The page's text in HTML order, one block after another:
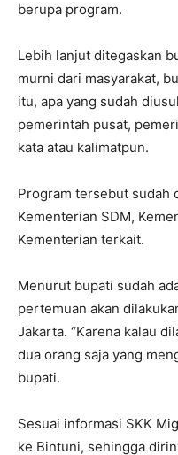
berupa program.
Lebih lanjut ditegaskan
murni dari masyarakat,
itu, apa yang sudah
pemerintah pusat,
kata atau kalimatpun.
Program tersebut sudah
Kementerian SDM,
Kementerian terkait.
Menurut bupati sudah
pertemuan akan
Jakarta. “Karena kalau
dua orang saja yang
bupati.
Sesuai informasi SKK
ke Bintuni, sehingga